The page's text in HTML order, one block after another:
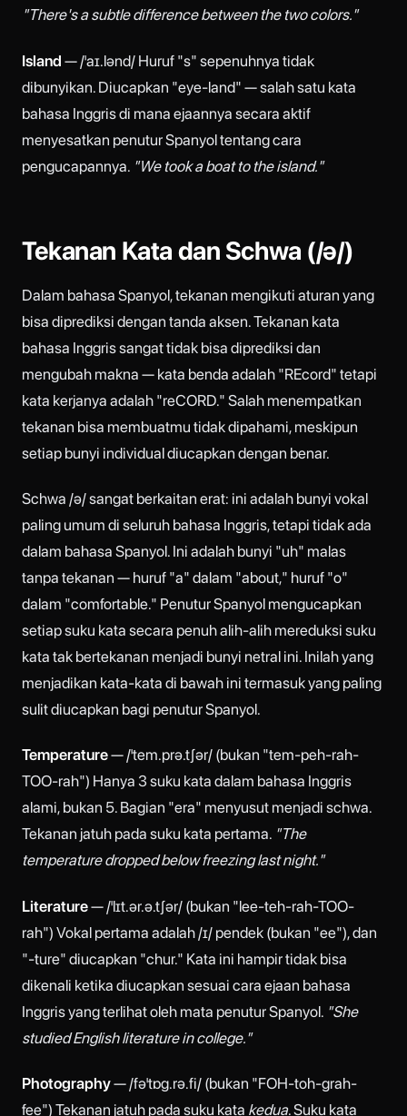
"There's a subtle difference between the two colors."
Island — /ˈaɪ.lənd/ Huruf "s" sepenuhnya tidak
dibunyikan. Diucapkan "eye-land" — salah satu kata
bahasa Inggris di mana ejaannya secara aktif
menyesatkan penutur Spanyol tentang cara
pengucapannya. "We took a boat to the island."
Tekanan Kata dan Schwa (/ə/)
Dalam bahasa Spanyol, tekanan mengikuti aturan yang
bisa diprediksi dengan tanda aksen. Tekanan kata
bahasa Inggris sangat tidak bisa diprediksi dan
mengubah makna — kata benda adalah "REcord" tetapi
kata kerjanya adalah "reCORD." Salah menempatkan
tekanan bisa membuatmu tidak dipahami, meskipun
setiap bunyi individual diucapkan dengan benar.
Schwa /ə/ sangat berkaitan erat: ini adalah bunyi vokal
paling umum di seluruh bahasa Inggris, tetapi tidak ada
dalam bahasa Spanyol. Ini adalah bunyi "uh" malas
tanpa tekanan — huruf "a" dalam "about," huruf "o"
dalam "comfortable." Penutur Spanyol mengucapkan
setiap suku kata secara penuh alih-alih mereduksi suku
kata tak bertekanan menjadi bunyi netral ini. Inilah yang
menjadikan kata-kata di bawah ini termasuk yang paling
sulit diucapkan bagi penutur Spanyol.
Temperature— /ˈtem.prə.tʃər/ (bukan "tem-peh-rah-
TOO-rah") Hanya 3 suku kata dalam bahasa Inggris
alami, bukan 5. Bagian "era" menyusut menjadi schwa.
Tekanan jatuh pada suku kata pertama. "The
temperature dropped below freezing last night."
Literature— /ˈlɪt.ər.ə.tʃər/ (bukan "lee-teh-rah-TOO-
rah") Vokal pertama adalah /ɪ/ pendek (bukan "ee"), dan
"-ture" diucapkan "chur." Kata ini hampir tidak bisa
dikenali ketika diucapkan sesuai cara ejaan bahasa
Inggris yang terlihat oleh mata penutur Spanyol. "She
studied English literature in college."
Photography— /fəˈtɒɡ.rə.fi/ (bukan "FOH-toh-grah-
fee") Tekanan jatuh pada suku kata kedua. Suku kata